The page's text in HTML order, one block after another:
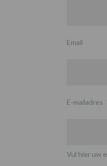
Email
E-mailadres
Vul hier uw